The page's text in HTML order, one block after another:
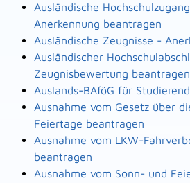
Ausländische
Anerkennung beantragen
Ausländische Zeugnisse -
Ausländischer
Zeugnisbewertung beantragen
Auslands-BAföG für
Ausnahme vom Gesetz über
Feiertage beantragen
Ausnahme vom LKW-
beantragen
Ausnahme vom Sonn- und